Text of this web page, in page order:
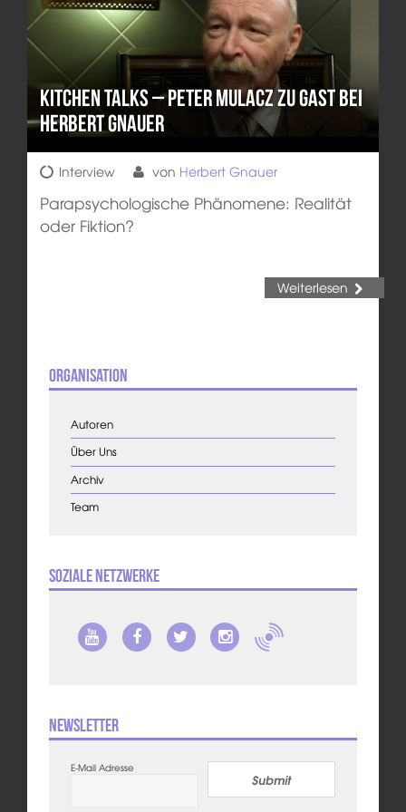
KITCHEN TALKS – Peter Mulacz zu Gast bei
Herbert Gnauer
Interview von Herbert Gnauer
Parapsychologische Phänomene: Realität
oder Fiktion?
Weiterlesen
Organisation
Autoren
Über Uns
Archiv
Team
Soziale Netzwerke
Newsletter
E-Mail Adresse
Submit